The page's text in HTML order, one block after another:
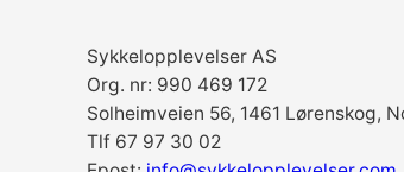
Sykkelopplevelser AS
Org. nr: 990 469 172
Solheimveien 56, 1461 Lørenskog,
Tlf 67 97 30 02